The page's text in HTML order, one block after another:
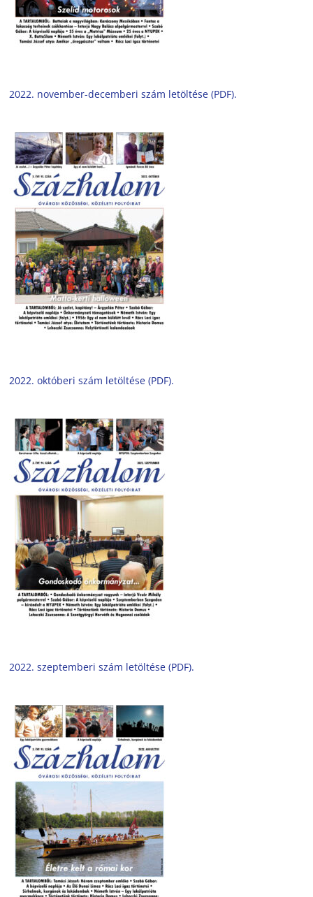
2022. november-decemberi szám letöltése (PDF).
2022. októberi szám letöltése (PDF).
2022. szeptemberi szám letöltése (PDF).